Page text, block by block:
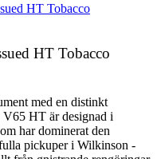
HT Tobacco
med en distinkt
HT är designad i
har dominerat den
pickuper i Wilkinson -